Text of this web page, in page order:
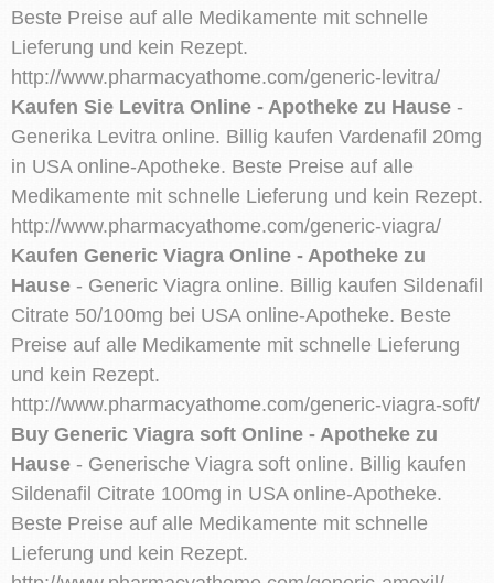
Beste Preise auf alle Medikamente mit schnelle
Lieferung und kein Rezept.
http://www.pharmacyathome.com/generic-levitra/
Kaufen Sie Levitra Online - Apotheke zu Hause -
Generika Levitra online. Billig kaufen Vardenafil 20mg
in USA online-Apotheke. Beste Preise auf alle
Medikamente mit schnelle Lieferung und kein Rezept.
http://www.pharmacyathome.com/generic-viagra/
Kaufen Generic Viagra Online - Apotheke zu
Hause - Generic Viagra online. Billig kaufen Sildenafil
Citrate 50/100mg bei USA online-Apotheke. Beste
Preise auf alle Medikamente mit schnelle Lieferung
und kein Rezept.
http://www.pharmacyathome.com/generic-viagra-soft/
Buy Generic Viagra soft Online - Apotheke zu
Hause - Generische Viagra soft online. Billig kaufen
Sildenafil Citrate 100mg in USA online-Apotheke.
Beste Preise auf alle Medikamente mit schnelle
Lieferung und kein Rezept.